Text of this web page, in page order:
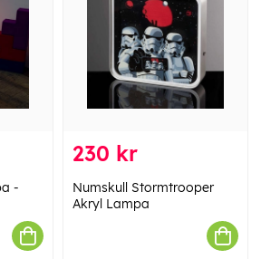
-
230 kr
Numskull Stormtrooper
Akryl Lampa